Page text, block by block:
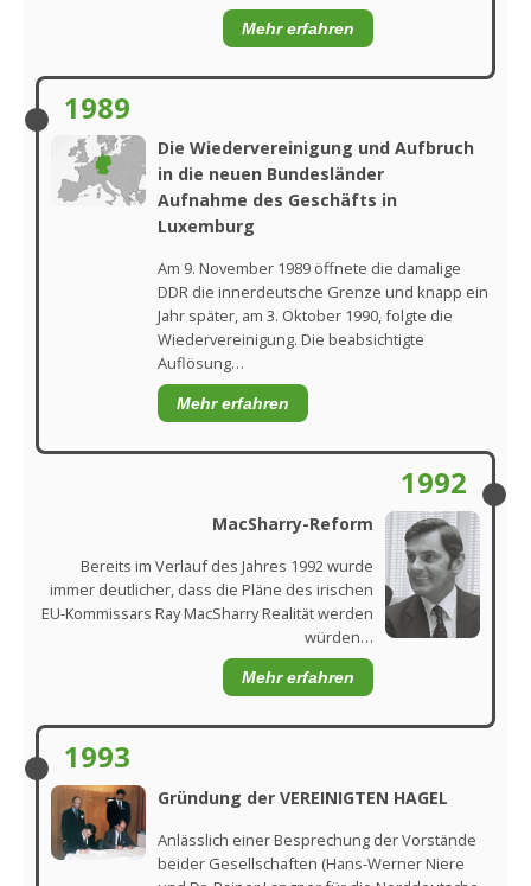
Mehr erfahren
1989
Die Wiedervereinigung und Aufbruch
in die neuen Bundesländer
Aufnahme des Geschäfts in
Luxemburg
Am 9. November 1989 öffnete die damalige
DDR die innerdeutsche Grenze und knapp ein
Jahr später, am 3. Oktober 1990, folgte die
Wiedervereinigung. Die beabsichtigte
Auflösung…
Mehr erfahren
1992
MacSharry-Reform
Bereits im Verlauf des Jahres 1992 wurde
immer deutlicher, dass die Pläne des irischen
EU-Kommissars Ray MacSharry Realität werden
würden…
Mehr erfahren
1993
Gründung der VEREINIGTEN HAGEL
Anlässlich einer Besprechung der Vorstände
beider Gesellschaften (Hans-Werner Niere